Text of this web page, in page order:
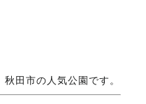
田市の人気公園です。